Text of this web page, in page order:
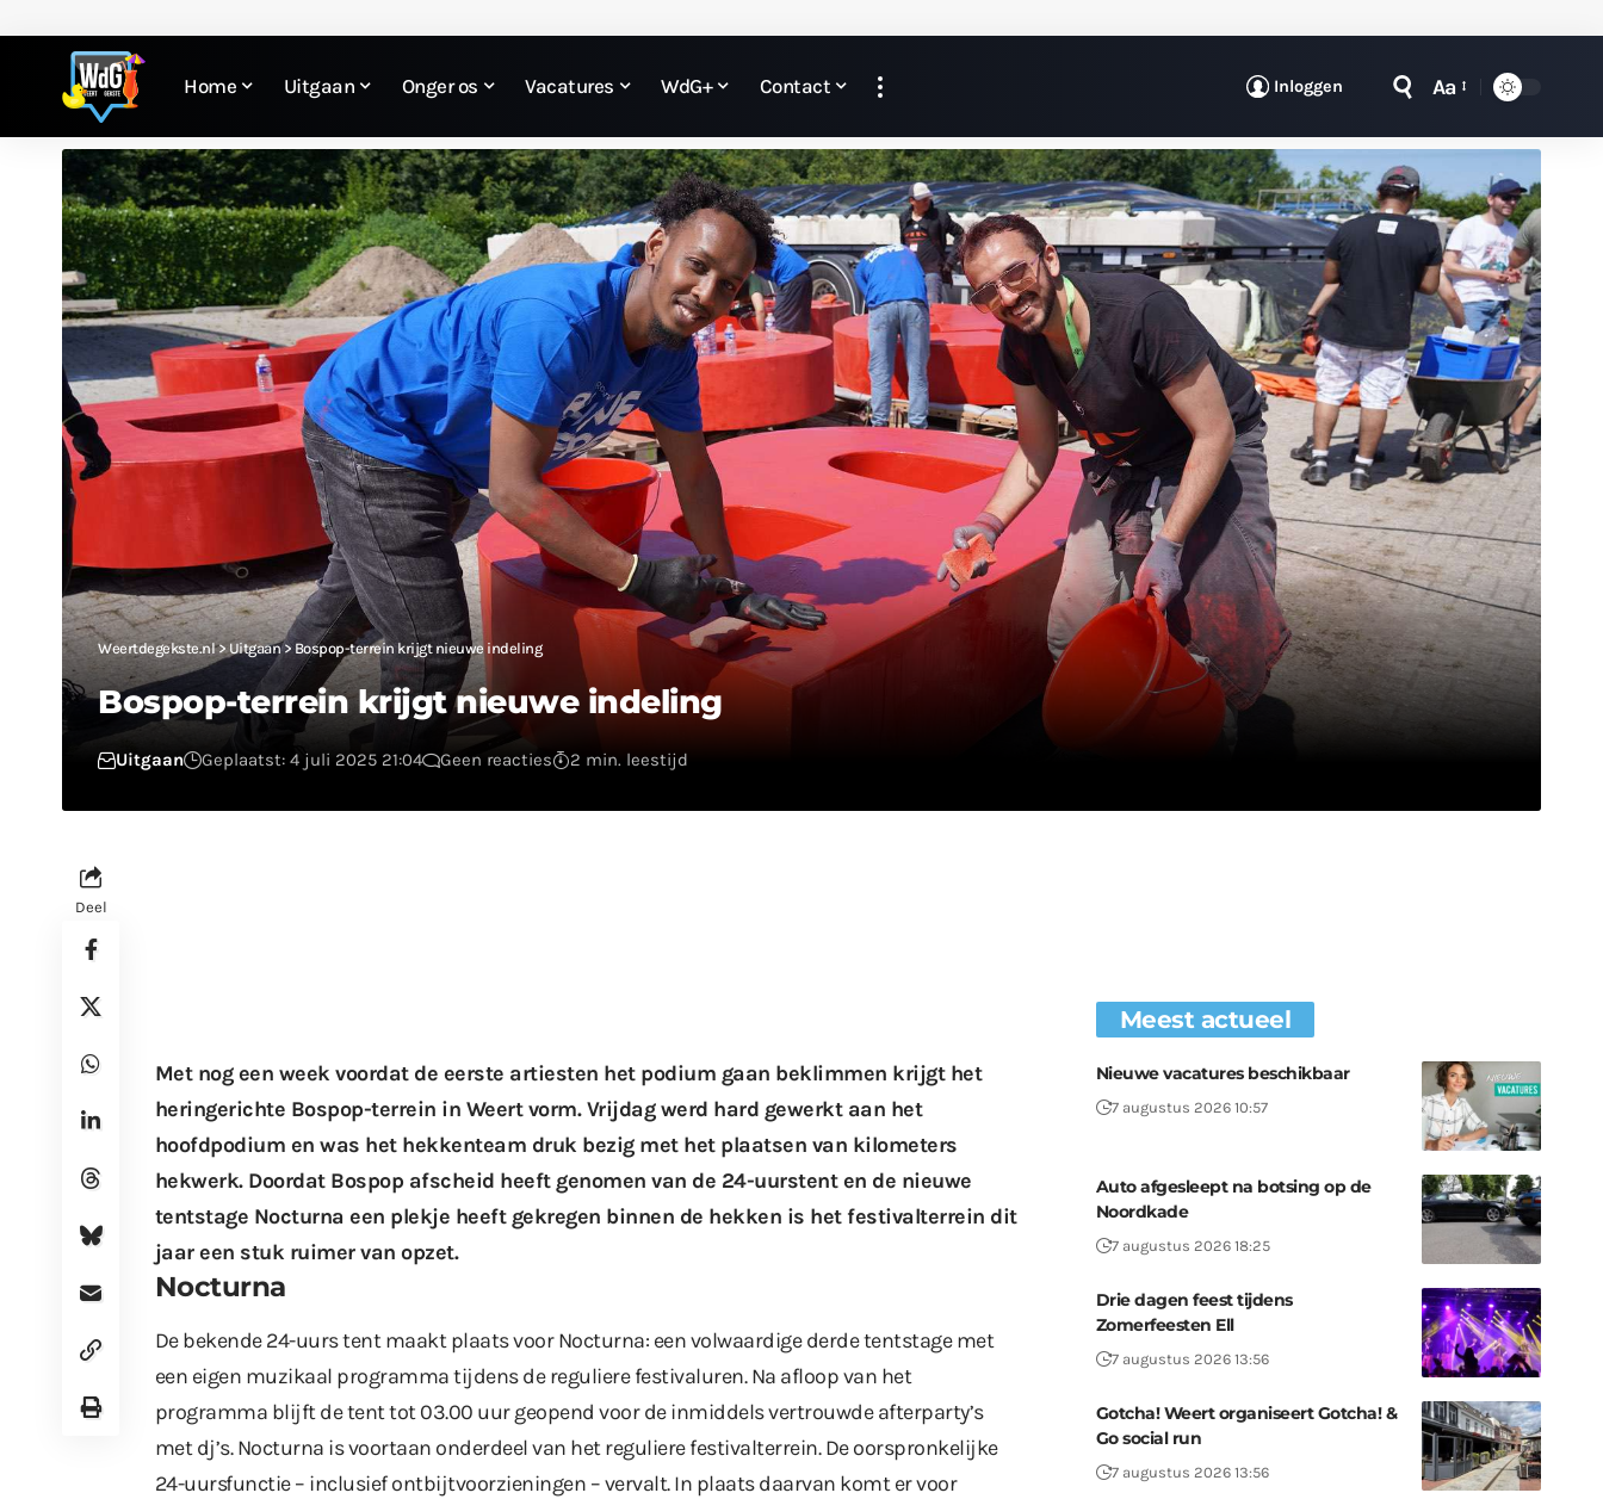
Home Uitgaan Onger os Vacatures WdG+ Contact Inloggen Aa
Weertdegekste.nl>Uitgaan> Bospop-terrein krijgt nieuwe indeling
Bospop-terrein krijgt nieuwe indeling
Uitgaan Geplaatst: 4 juli 2025 21:04 Geen reacties 2 min. leestijd
Deel
Met nog een week voordat de eerste artiesten het podium gaan beklimmen krijgt het
heringerichte Bospop-terrein in Weert vorm. Vrijdag werd hard gewerkt aan het
hoofdpodium en was het hekkenteam druk bezig met het plaatsen van kilometers
hekwerk. Doordat Bospop afscheid heeft genomen van de 24-uurstent en de nieuwe
tentstage Nocturna een plekje heeft gekregen binnen de hekken is het festivalterrein dit
jaar een stuk ruimer van opzet.
Nocturna
De bekende 24-uurs tent maakt plaats voor Nocturna: een volwaardige derde tentstage met
een eigen muzikaal programma tijdens de reguliere festivaluren. Na afloop van het
programma blijft de tent tot 03.00 uur geopend voor de inmiddels vertrouwde afterparty’s
met dj’s. Nocturna is voortaan onderdeel van het reguliere festivalterrein. De oorspronkelijke
24-uursfunctie – inclusief ontbijtvoorzieningen – vervalt. In plaats daarvan komt er voor
Meest actueel
Nieuwe vacatures beschikbaar
7 augustus 2026 10:57
Auto afgesleept na botsing op de
Noordkade
7 augustus 2026 18:25
Drie dagen feest tijdens
Zomerfeesten Ell
7 augustus 2026 13:56
Gotcha! Weert organiseert Gotcha! &
Go social run
7 augustus 2026 13:56